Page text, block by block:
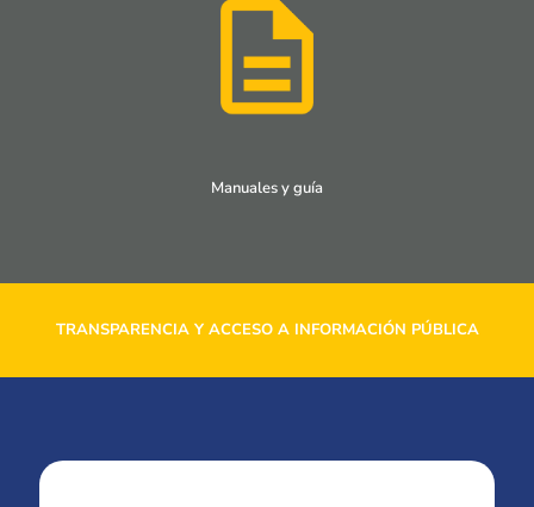
Manuales y guía
TRANSPARENCIA Y ACCESO A INFORMACIÓN PÚBLICA